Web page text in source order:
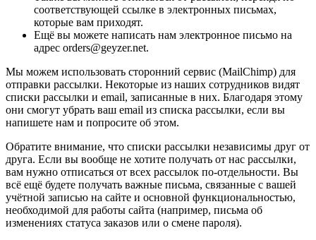
соответствующей ссылке в электронных письмах,
которые вам приходят.
Ещё вы можете написать нам электронное письмо на
адрес orders@geyzer.net.
Мы можем использовать сторонний сервис (MailChimp) для
отправки рассылки. Некоторые из наших сотрудников видят
списки рассылки и email, записанные в них. Благодаря этому
они смогут убрать ваш email из списка рассылки, если вы
напишете нам и попросите об этом.
Обратите внимание, что списки рассылки независимы друг от
друга. Если вы вообще не хотите получать от нас рассылки,
вам нужно отписаться от всех рассылок по-отдельности. Вы
всё ещё будете получать важные письма, связанные с вашей
учётной записью на сайте и основной функциональностью,
необходимой для работы сайта (например, письма об
изменениях статуса заказов или о смене пароля).